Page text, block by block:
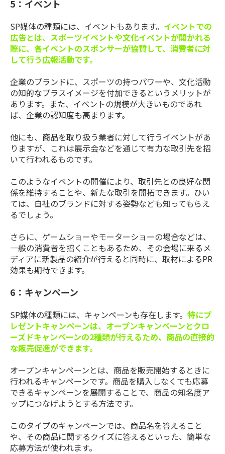
5：イベント
SP媒体の種類には、イベントもあります。 イベントでの
広告とは、スポーツイベントや文化イベントが開かれる
際に、各イベントのスポンサーが協賛して、消費者に対
して行う広報活動です。
企業のブランドに、スポーツの持つパワーや、文化活動
の知的なプラスイメージを付加できるというメリットが
あります。また、イベントの規模が大きいものであれ
ば、企業の認知度も高まります。
他にも、商品を取り扱う業者に対して行うイベントがあ
りますが、これは展示会などを通じて有力な取引先を招
いて行われるものです。
このようなイベントの開催により、取引先との良好な関
係を維持することや、新たな取引を開拓できます。ひい
ては、自社のブランドに対する姿勢なども知ってもらえ
るでしょう。
さらに、ゲームショーやモーターショーの場合などは、
一般の消費者を招くこともあるため、その会場に来るメ
ディアに新製品の紹介が行えると同時に、取材によるPR
効果も期待できます。
6：キャンペーン
SP媒体の種類には、キャンペーンも存在します。 特にプ
レゼントキャンペーンは、オープンキャンペーンとクロ
ーズドキャンペーンの2種類が行えるため、商品の直接的
な販売促進ができます。
オープンキャンペーンとは、商品を販売開始するときに
行われるキャンペーンです。商品を購入しなくても応募
できるキャンペーンを展開することで、商品の知名度ア
ップにつなげようとする方法です。
このタイプのキャンペーンでは、商品名を答えること
や、その商品に関するクイズに答えるといった、簡単な
応募方法が使われます。